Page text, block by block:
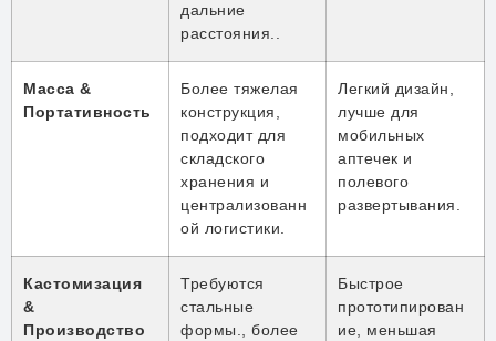
дальние
расстояния..
Масса &
Портативность
Более тяжелая
конструкция,
подходит для
складского
хранения и
централизованн
ой логистики.
Легкий дизайн,
лучше для
мобильных
аптечек и
полевого
развертывания.
Кастомизация
&
Производство
Требуются
стальные
формы., более
Быстрое
прототипирован
ие, меньшая